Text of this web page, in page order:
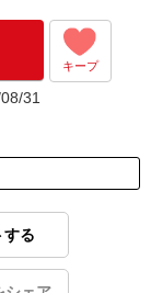
キープ
31
する